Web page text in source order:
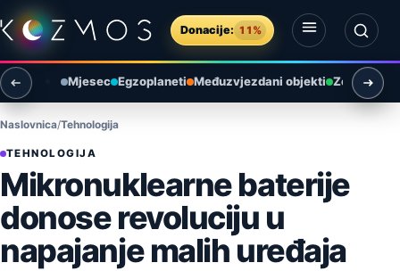
Preskoči na sadržaj
Donacije: 11%
Otvori izbornik
Otvori pretragu
Mjesec Egzoplaneti Međuzvjezdani objekti Zemlja i
Naslovnica Tehnologija
TEHNOLOGIJA
Mikronuklearne baterije
donose revoluciju u
napajanje malih uređaja